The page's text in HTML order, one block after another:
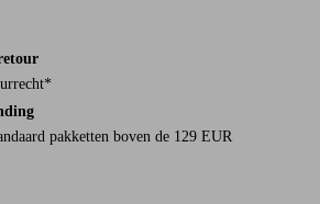
pakketten boven de 129 EUR